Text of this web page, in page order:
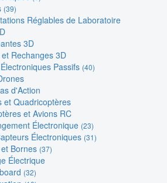
(39)
Réglables de Laboratoire
3D
et Rechanges 3D
Passifs (40)
d'Action
et Quadricoptères
et Avions RC
Électronique (23)
Électroniques (31)
Bornes (37)
Électrique
(32)